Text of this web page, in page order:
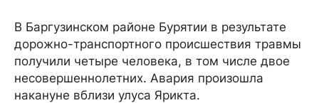
В Баргузинском районе Бурятии в результате
дорожно-транспортного происшествия травмы
получили четыре человека, в том числе двое
несовершеннолетних. Авария произошла
накануне вблизи улуса Ярикта.